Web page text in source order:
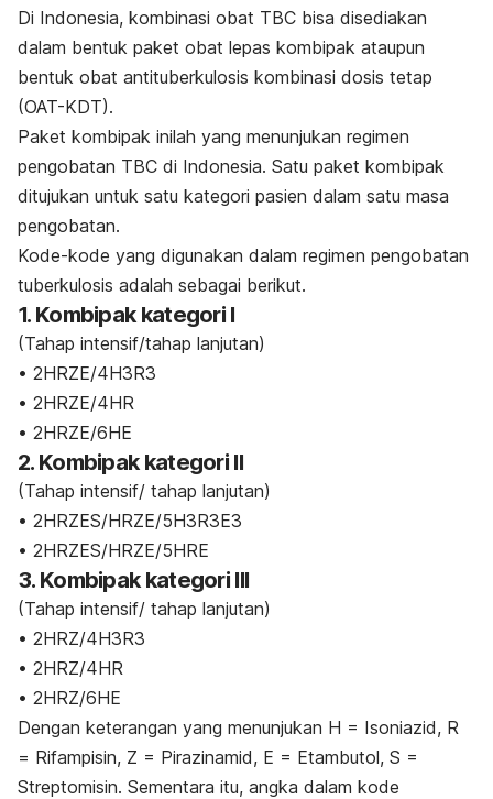
Di Indonesia, kombinasi obat TBC bisa disediakan
dalam bentuk paket obat lepas kombipak ataupun
bentuk obat antituberkulosis kombinasi dosis tetap
(OAT-KDT).
Paket kombipak inilah yang menunjukan regimen
pengobatan TBC di Indonesia. Satu paket kombipak
ditujukan untuk satu kategori pasien dalam satu masa
pengobatan.
Kode-kode yang digunakan dalam regimen pengobatan
tuberkulosis adalah sebagai berikut.
1. Kombipak kategori I
(Tahap intensif/tahap lanjutan)
• 2HRZE/4H3R3
• 2HRZE/4HR
• 2HRZE/6HE
2. Kombipak kategori II
(Tahap intensif/ tahap lanjutan)
• 2HRZES/HRZE/5H3R3E3
• 2HRZES/HRZE/5HRE
3. Kombipak kategori III
(Tahap intensif/ tahap lanjutan)
• 2HRZ/4H3R3
• 2HRZ/4HR
• 2HRZ/6HE
Dengan keterangan yang menunjukan H = Isoniazid, R
= Rifampisin, Z = Pirazinamid, E = Etambutol, S =
Streptomisin. Sementara itu, angka dalam kode